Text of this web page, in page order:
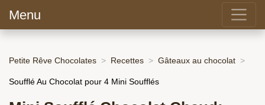
Menu
Petite Rêve Chocolates Recettes Gâteaux au chocolat
Soufflé Au Chocolat pour 4 Mini Soufflés